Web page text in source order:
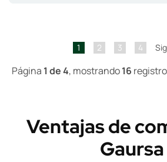
1 2 3 4
Página 1 de 4, mostrando16
Ventajas de
Gaursa